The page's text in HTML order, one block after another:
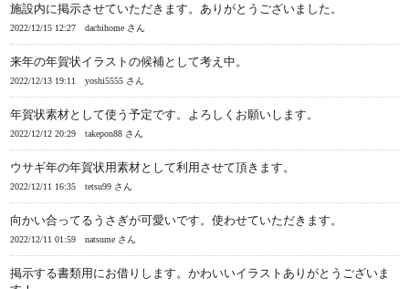
施設内に掲示させていただきます。ありがとうございました。
2022/12/15 12:27 dachihome さん
来年の年賀状イラストの候補として考え中。
2022/12/13 19:11 yoshi5555 さん
年賀状素材として使う予定です。よろしくお願いします。
2022/12/12 20:29 takepon88 さん
ウサギ年の年賀状用素材として利用させて頂きます。
2022/12/11 16:35 tetsu99 さん
向かい合ってるうさぎが可愛いです。使わせていただきます。
2022/12/11 01:59 natsume さん
掲示する書類用にお借りします。かわいいイラストありがとうございま